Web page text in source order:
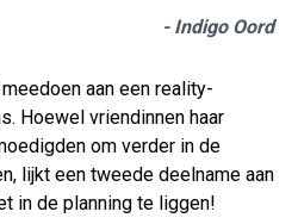
- Indigo Oord
aan een reality-
Hoewel vriendinnen haar
om verder in de
lijkt een tweede deelname aan
in de planning te liggen!